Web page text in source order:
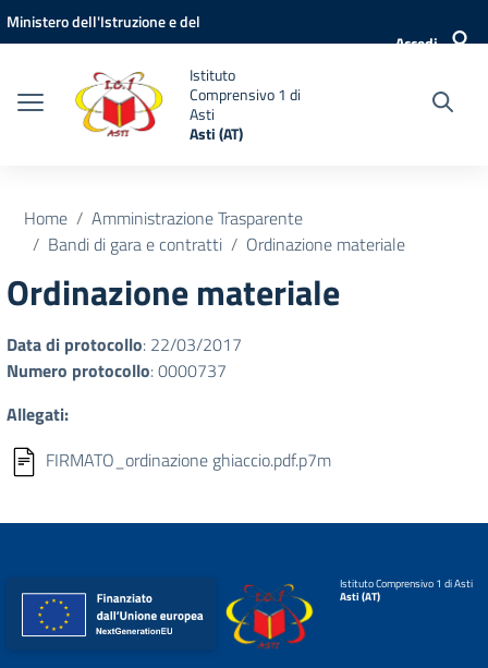
Vai ai contenuti
Vai al menu di navigazione
Vai al footer
Ministero dell'Istruzione e del
Accedi
Istituto
Comprensivo 1 di
Asti
Asti (AT)
Home
Amministrazione Trasparente
Bandi di gara e contratti
Ordinazione materiale
Ordinazione materiale
Data di protocollo: 22/03/2017
Numero protocollo: 0000737
Allegati:
FIRMATO_ordinazione ghiaccio.pdf.p7m
Istituto Comprensivo 1 di Asti
Asti (AT)